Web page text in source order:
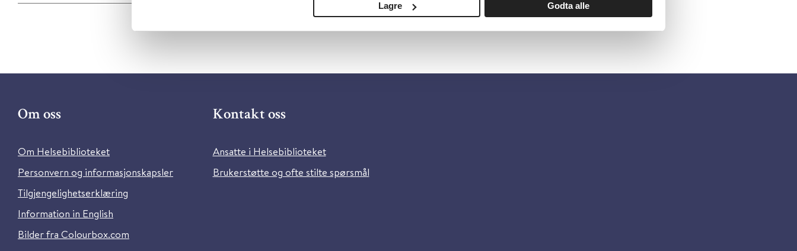
Lagre Godta alle
Om oss
Om Helsebiblioteket
Personvern og informasjonskapsler
Tilgjengelighetserklæring
Information in English
Bilder fra Colourbox.com
Kontakt oss
Ansatte i Helsebiblioteket
Brukerstøtte og ofte stilte spørsmål